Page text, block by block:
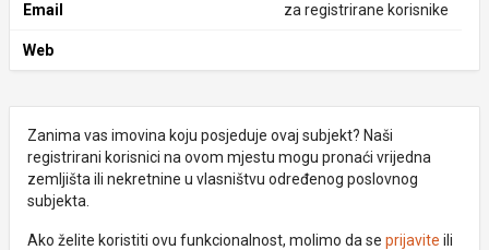
Email za registrirane korisnike
Web
Zanima vas imovina koju posjeduje ovaj subjekt? Naši
registrirani korisnici na ovom mjestu mogu pronaći vrijedna
zemljišta ili nekretnine u vlasništvu određenog poslovnog
subjekta.
Ako želite koristiti ovu funkcionalnost, molimo da se prijavite ili